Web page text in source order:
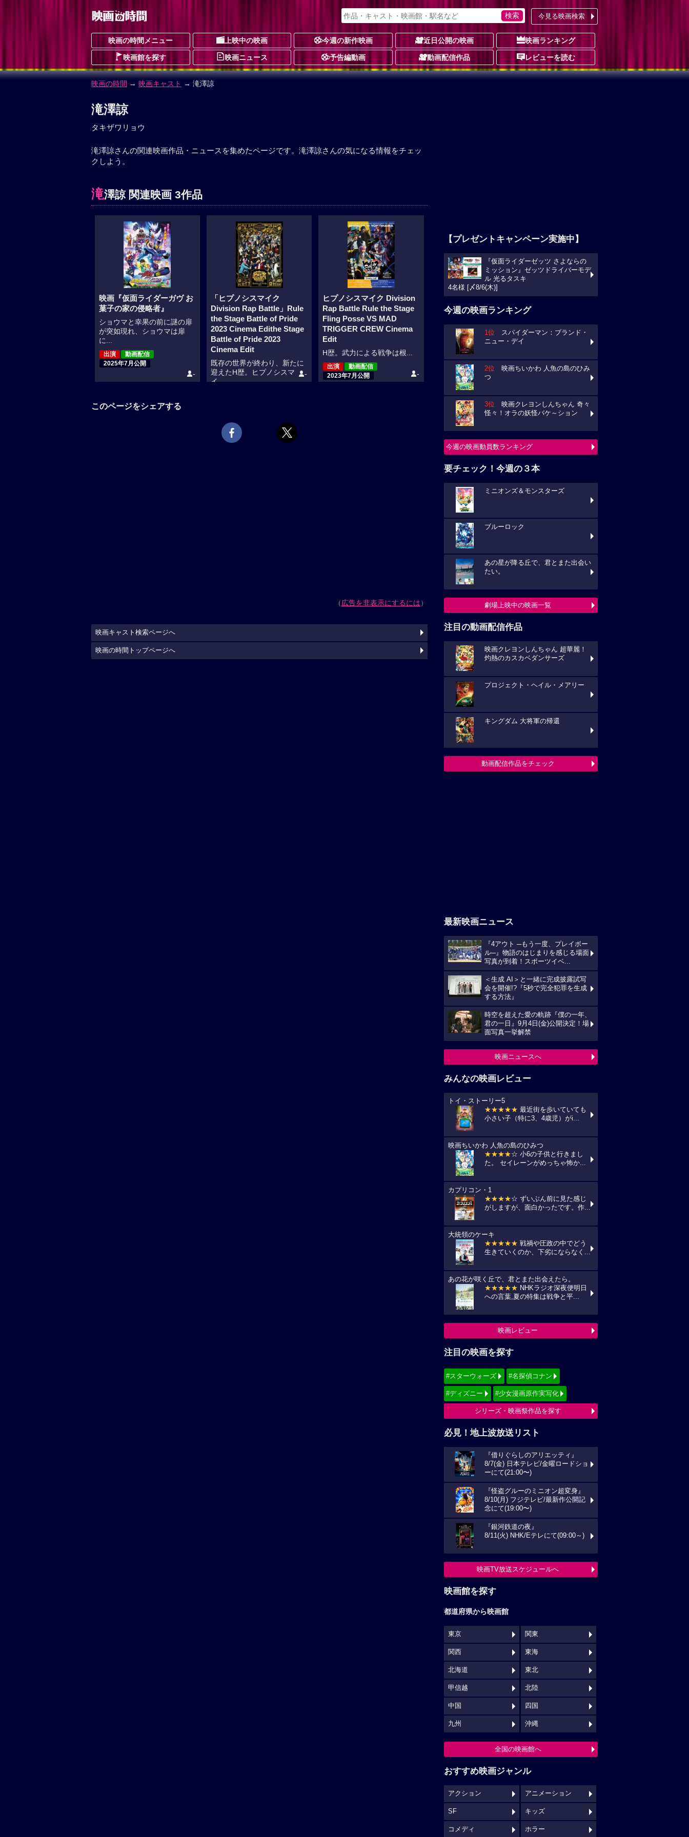
今見る映画検索
映画の時間メニュー 上映中の映画 今週の新作映画 近日公開の映画 映画ランキング
映画館を探す 映画ニュース 予告編動画 動画配信作品 レビューを読む
映画の時間 → 映画キャスト → 滝澤諒
滝澤諒
タキザワリョウ
滝澤諒さんの関連映画作品・ニュースを集めたページです。滝澤諒さんの気になる情報をチェッ
クしよう。
滝澤諒 関連映画 3作品
映画『仮面ライダーガヴ お
菓子の家の侵略者』
ショウマと幸果の前に謎の扉
が突如現れ、ショウマは扉
に...
出演
動画配信
2025年7月公開
-
「ヒプノシスマイク
Division Rap Battle」Rule
the Stage Battle of Pride
2023 Cinema Edithe Stage
Battle of Pride 2023
Cinema Edit
既存の世界が終わり、新たに
迎えたH歴。ヒプノシスマ
イ...
-
ヒプノシスマイク Division
Rap Battle Rule the Stage
Fling Posse VS MAD
TRIGGER CREW Cinema
Edit
H歴。武力による戦争は根...
出演
動画配信
2023年7月公開
-
このページをシェアする
（広告を非表示にするには）
【プレゼントキャンペーン実施中】
『仮面ライダーゼッツ さよならの
ミッション』ゼッツドライバーモデ
ル 光るタスキ
4名様 [〆8/6(木)]
今週の映画ランキング
1位 スパイダーマン：ブランド・
ニュー・デイ
2位 映画ちいかわ 人魚の島のひみ
つ
3位 映画クレヨンしんちゃん 奇々
怪々！オラの妖怪バケ～ション
今週の映画動員数ランキング
要チェック！今週の３本
ミニオンズ＆モンスターズ
ブルーロック
あの星が降る丘で、君とまた出会い
たい。
劇場上映中の映画一覧
注目の動画配信作品
映画クレヨンしんちゃん 超華麗！
灼熱のカスカベダンサーズ
プロジェクト・ヘイル・メアリー
キングダム 大将軍の帰還
動画配信作品をチェック
最新映画ニュース
『4アウト ─もう一度、プレイボー
ル─』物語のはじまりを感じる場面
写真が到着！スポーツイベ...
＜生成 AI＞と一緒に完成披露試写
会を開催!?『5秒で完全犯罪を生成
する方法』
時空を超えた愛の軌跡『僕の一年、
君の一日』9月4日(金)公開決定！場
面写真一挙解禁
映画ニュースへ
みんなの映画レビュー
トイ・ストーリー5
★★★★★ 最近街を歩いていても
小さい子（特に3、4歳児）がi...
映画ちいかわ 人魚の島のひみつ
★★★★☆ 小6の子供と行きまし
た。 セイレーンがめっちゃ怖か...
カプリコン・1
★★★★☆ ずいぶん前に見た感じ
がしますが、面白かったです。作...
大統領のケーキ
★★★★★ 戦禍や圧政の中でどう
生きていくのか、下劣にならなく...
あの花が咲く丘で、君とまた出会えたら。
★★★★★ NHKラジオ深夜便明日
への言葉,夏の特集は戦争と平...
映画レビュー
注目の映画を探す
#スターウォーズ #名探偵コナン
#ディズニー #少女漫画原作実写化
シリーズ・映画祭作品を探す
必見！地上波放送リスト
『借りぐらしのアリエッティ』
8/7(金) 日本テレビ/金曜ロードショ
ーにて(21:00〜)
『怪盗グルーのミニオン超変身』
8/10(月) フジテレビ/最新作公開記
念にて(19:00〜)
『銀河鉄道の夜』
8/11(火) NHK/Eテレにて(09:00～)
映画TV放送スケジュールへ
映画館を探す
都道府県から映画館
東京 関東
関西 東海
北海道 東北
甲信越 北陸
中国 四国
九州 沖縄
全国の映画館へ
おすすめ映画ジャンル
アクション アニメーション
SF キッズ
コメディ ホラー
映画キャスト検索ページへ
映画の時間トップページへ